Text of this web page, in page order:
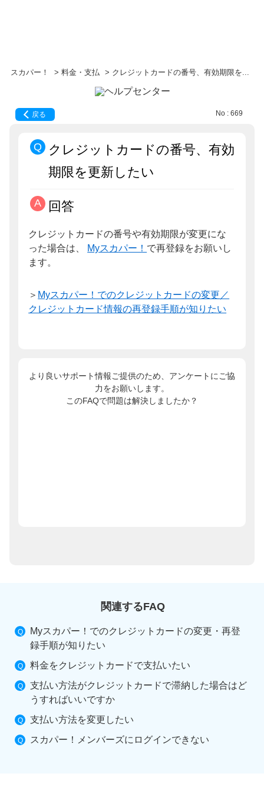
スカパー！ > 料金・支払 > クレジットカードの番号、有効期限を...
戻る No : 669
クレジットカードの番号、有効
期限を更新したい
回答
クレジットカードの番号や有効期限が変更にな
った場合は、
Myスカパー！ で再登録をお願いし
ます。
＞ Myスカパー！でのクレジットカードの変更／
クレジットカード情報の再登録手順が知りたい
より良いサポート情報ご提供のため、アンケートにご協
力をお願いします。
このFAQで問題は解決しましたか？
関連するFAQ
Myスカパー！でのクレジットカードの変更・再登
録手順が知りたい
料金をクレジットカードで支払いたい
支払い方法がクレジットカードで滞納した場合はど
うすればいいですか
支払い方法を変更したい
スカパー！メンバーズにログインできない